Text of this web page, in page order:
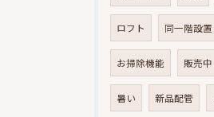
ロフト 同一階設置
お掃除機能 販売中
暑い 新品配管